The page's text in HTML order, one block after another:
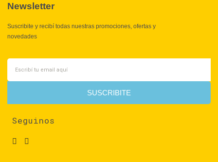
Newsletter
Suscribite y recibí todas nuestras promociones, ofertas y
novedades
SUSCRIBITE
Seguinos